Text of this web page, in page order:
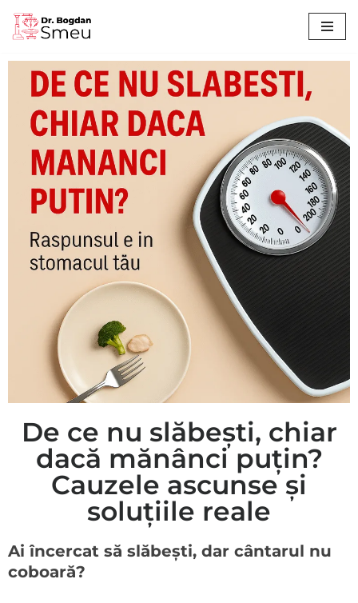
Sari
la
conținut
De ce nu slăbești, chiar
dacă mănânci puțin?
Cauzele ascunse și
soluțiile reale
Ai încercat să slăbești, dar cântarul nu
coboară?